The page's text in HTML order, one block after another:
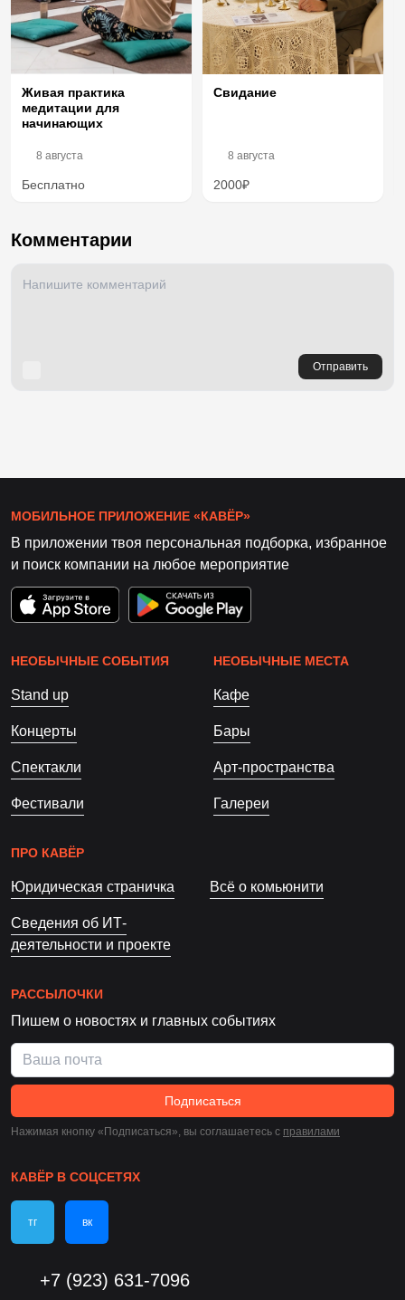
Живая практика
медитации для
начинающих
8 августа
Бесплатно
Свидание
8 августа
2000₽
Комментарии
Отправить
МОБИЛЬНОЕ ПРИЛОЖЕНИЕ «КАВЁР»
В приложении твоя персональная подборка, избранное
и поиск компании на любое мероприятие
НЕОБЫЧНЫЕ СОБЫТИЯ
Stand up
Концерты
Спектакли
Фестивали
НЕОБЫЧНЫЕ МЕСТА
Кафе
Бары
Арт-пространства
Галереи
ПРО КАВЁР
Юридическая страничка Всё о комьюнити
Сведения об ИТ-
деятельности и проекте
РАССЫЛОЧКИ
Пишем о новостях и главных событиях
Подписаться
Нажимая кнопку «Подписаться», вы соглашаетесь c правилами
КАВЁР В СОЦСЕТЯХ
тг вк
+7 (923) 631-7096